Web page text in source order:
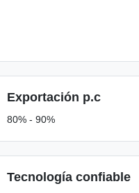
Exportación p.c
80% - 90%
Tecnología confiable